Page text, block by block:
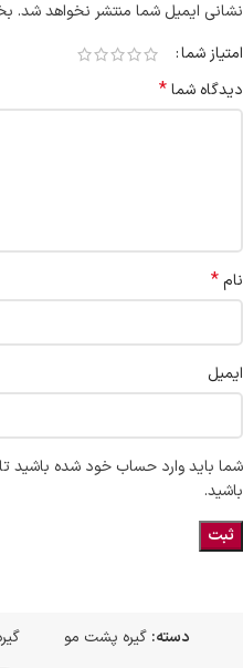
نشانی ایمیل شما منتشر نخواهد شد.
امتیاز شما
دیدگاه شما*
نام*
ایمیل
شما باید وارد حساب خود شده باشید
باشید.
دسته: گیره پشت مو